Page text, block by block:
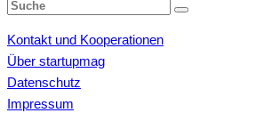
Kontakt und Kooperationen
Über startupmag
Datenschutz
Impressum